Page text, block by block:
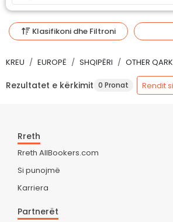
Klasifikoni dhe Filtroni
KREU EUROPË SHQIPËRI OTHER QARK
Rezultatet e kërkimit 0 Pronat
Rreth
Rreth AllBookers.com
Si punojmë
Karriera
Partnerët